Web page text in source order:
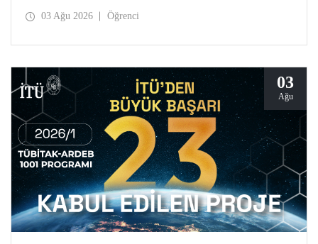
tarihlerinde Gölcük Tersanesi Komutanlığı’nda
03 Ağu 2026 Öğrenci
03
Ağu